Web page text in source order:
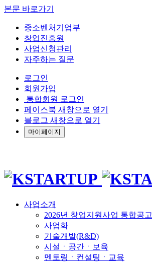
본문 바로가기
중소벤처기업부
창업진흥원
사업신청관리
자주하는 질문
로그인
회원가입
통합회원 로그인
페이스북 새창으로 열기
블로그 새창으로 열기
마이페이지
사업소개
2026년 창업지원사업 통합공고
사업화
기술개발(R&D)
시설ㆍ공간ㆍ보육
멘토링ㆍ컨설팅ㆍ교육